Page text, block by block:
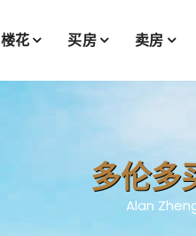
楼花 买房 卖房
多伦多
Alan